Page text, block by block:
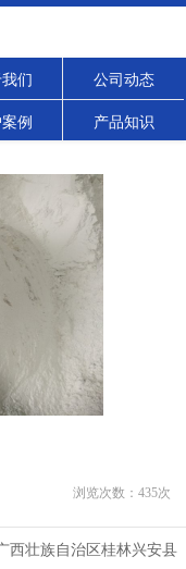
们 公司动态
例 产品知识
浏览次数： 435次
西壮族自治区桂林兴安县